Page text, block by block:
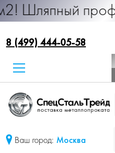
профиль от
8 (499) 444-05-58
Ваш город: Москва